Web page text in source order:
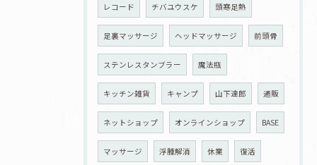
レコード チバユウスケ 頭寒足熱
足裏マッサージ ヘッドマッサージ 前頭骨
ステンレスタンブラー 魔法瓶
キッチン雑貨 キャンプ 山下達郎 通販
ネットショップ オンラインショップ BASE
マッサージ 浮腫解消 休業 復活